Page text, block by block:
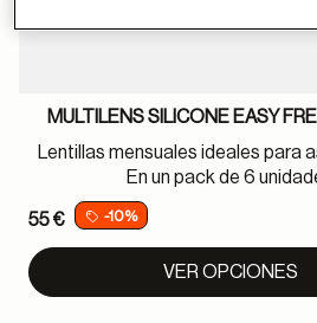
MULTILENS SILICONE EASY
Lentillas mensuales ideales para
En un pack de 6
55 € -10%
VER OPCIONES